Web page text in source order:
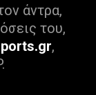
άντρα,
του,
,